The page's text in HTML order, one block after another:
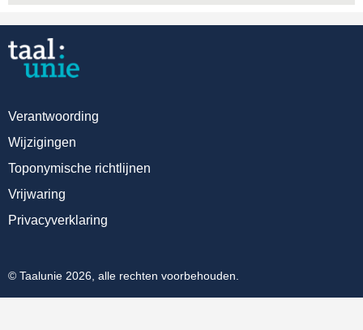
Verantwoording
Wijzigingen
Toponymische richtlijnen
Vrijwaring
Privacyverklaring
© Taalunie 2026, alle rechten voorbehouden.